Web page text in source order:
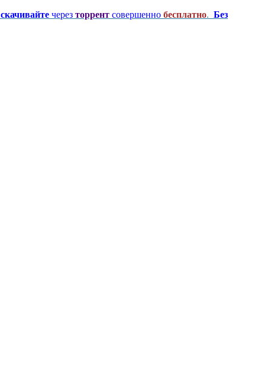
скачивайте через торрент совершенно бесплатно. Без